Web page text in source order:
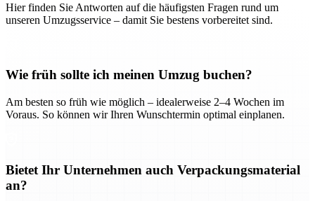
Hier finden Sie Antworten auf die häufigsten Fragen rund um
unseren Umzugsservice – damit Sie bestens vorbereitet sind.
Wie früh sollte ich meinen Umzug buchen?
Am besten so früh wie möglich – idealerweise 2–4 Wochen im
Voraus. So können wir Ihren Wunschtermin optimal einplanen.
Bietet Ihr Unternehmen auch Verpackungsmaterial
an?